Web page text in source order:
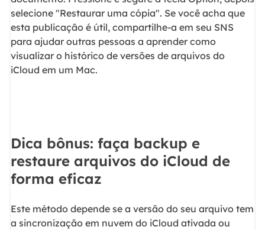
selecione "Restaurar uma cópia". Se você acha que
esta publicação é útil, compartilhe-a em seu SNS
para ajudar outras pessoas a aprender como
visualizar o histórico de versões de arquivos do
iCloud em um Mac.
Dica bônus: faça backup e
restaure arquivos do iCloud de
forma eficaz
Este método depende se a versão do seu arquivo tem
a sincronização em nuvem do iCloud ativada ou